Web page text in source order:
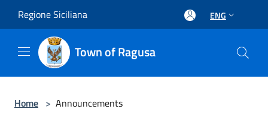
Regione Siciliana ENG
Town of Ragusa
Home > Announcements